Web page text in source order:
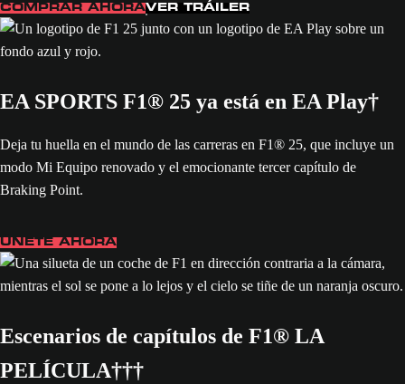
COMPRAR AHORAVER TRÁILER
EA SPORTS F1® 25 ya está en EA Play†
Deja tu huella en el mundo de las carreras en F1® 25, que incluye un
modo Mi Equipo renovado y el emocionante tercer capítulo de
Braking Point.
ÚNETE AHORA
Escenarios de capítulos de F1® LA
PELÍCULA†††